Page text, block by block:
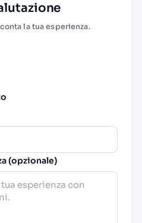
la tua esperienza.
(opzionale)